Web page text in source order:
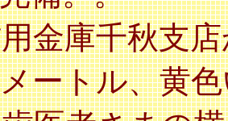
金庫千秋支
ートル、黄